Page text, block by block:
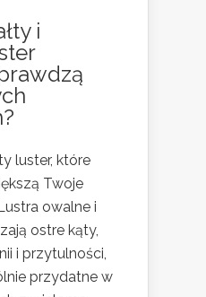
i
luster, które
Twoje
owalne i
ostre kąty,
i przytulności,
przydatne w